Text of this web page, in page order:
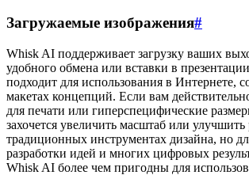
Загружаемые изображения#
Whisk AI поддерживает загрузку ваших
удобного обмена или вставки в
подходит для использования в Интернете,
макетах концепций. Если вам
для печати или гиперспецифические
захочется увеличить масштаб или улучшить
традиционных инструментах дизайна, но
разработки идей и многих цифровых
Whisk AI более чем пригодны для